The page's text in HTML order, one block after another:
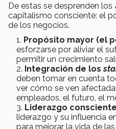
De estas se desprenden los
capitalismo consciente: el
de los negocios.
Propósito mayor (el
esforzarse por aliviar el
permitir un crecimiento
Integración de los
deben tomar en cuenta
ver cómo se ven
empleados, el futuro, el
Liderazgo
liderazgo y su influencia
para mejorar la vida de